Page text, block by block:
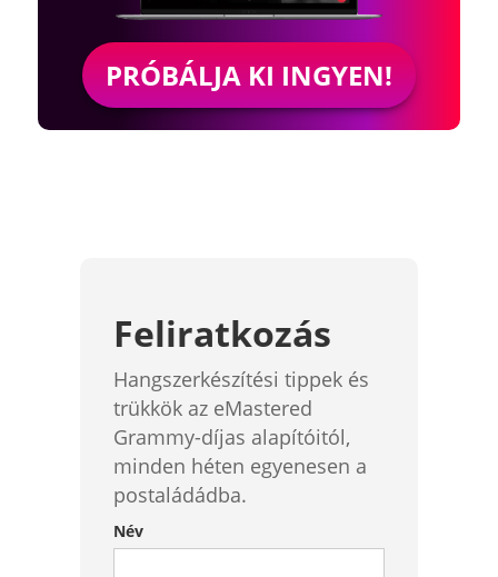
PRÓBÁLJA KI INGYEN!
Feliratkozás
Hangszerkészítési tippek és
trükkök az eMastered
Grammy-díjas alapítóitól,
minden héten egyenesen a
postaládádba.
Név